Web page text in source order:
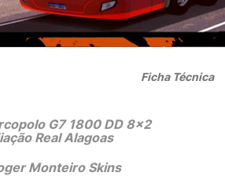
Ficha Técnica
G7 1800 DD 8x2
Real Alagoas
Monteiro Skins